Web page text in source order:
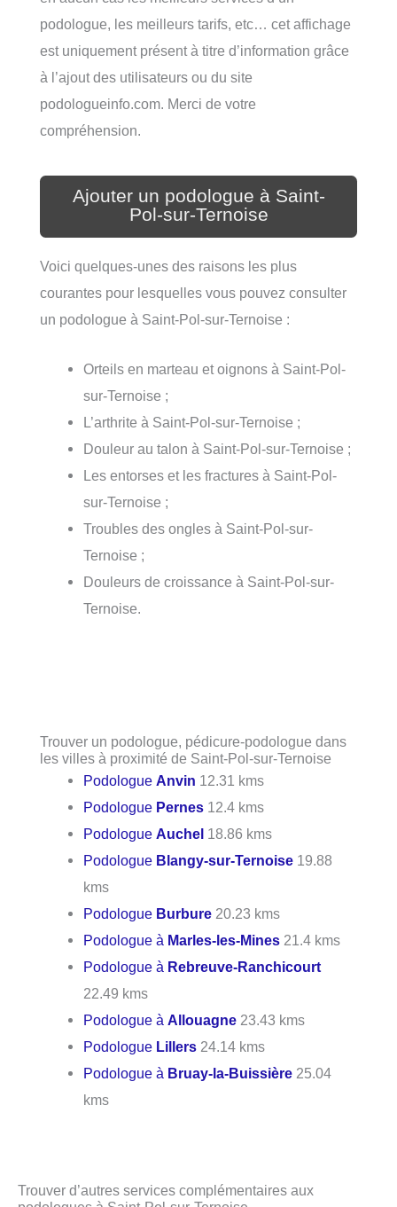
podologue, les meilleurs tarifs, etc… cet affichage
est uniquement présent à titre d’information grâce
à l’ajout des utilisateurs ou du site
podologueinfo.com. Merci de votre
compréhension.
Ajouter un podologue à Saint-
Pol-sur-Ternoise
Voici quelques-unes des raisons les plus
courantes pour lesquelles vous pouvez consulter
un podologue à Saint-Pol-sur-Ternoise :
Orteils en marteau et oignons à Saint-Pol-
sur-Ternoise ;
L’arthrite à Saint-Pol-sur-Ternoise ;
Douleur au talon à Saint-Pol-sur-Ternoise ;
Les entorses et les fractures à Saint-Pol-
sur-Ternoise ;
Troubles des ongles à Saint-Pol-sur-
Ternoise ;
Douleurs de croissance à Saint-Pol-sur-
Ternoise.
Trouver un podologue, pédicure-podologue dans
les villes à proximité de Saint-Pol-sur-Ternoise
PodologueAnvin 12.31 kms
Podologue Pernes 12.4 kms
PodologueAuchel 18.86 kms
Podologue Blangy-sur-Ternoise 19.88
kms
Podologue Burbure 20.23 kms
Podologue à Marles-les-Mines 21.4 kms
Podologue à Rebreuve-Ranchicourt
22.49 kms
Podologue àAllouagne 23.43 kms
Podologue Lillers 24.14 kms
Podologue à Bruay-la-Buissière 25.04
kms
Trouver d’autres services complémentaires aux